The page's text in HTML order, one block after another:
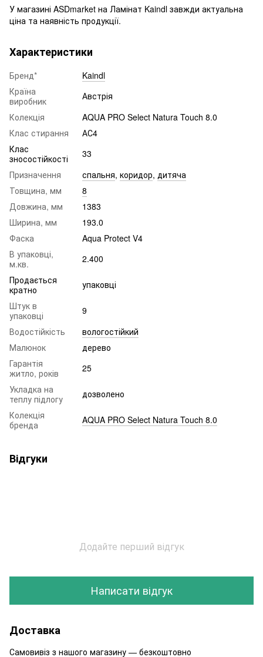
У магазині ASDmarket на Ламінат Kaindl завжди актуальна
ціна та наявність продукції.
Характеристики
Бренд*
Kaindl
Країна
виробник
Австрія
Колекція
AQUA PRO Select Natura Touch 8.0
Клас стирання
АС4
Клас
зносостійкості
33
Призначення
спальня, коридор, дитяча
Товщина, мм
8
Довжина, мм
1383
Ширина, мм
193.0
Фаска
Aqua Protect V4
В упаковці,
м.кв.
2.400
Продається
кратно
упаковці
Штук в
упаковці
9
Водостійкість
вологостійкий
Малюнок
дерево
Гарантія
житло, років
25
Укладка на
теплу підлогу
дозволено
Колекція
бренда
AQUA PRO Select Natura Touch 8.0
Відгуки
Додайте перший відгук
Написати відгук
Доставка
Самовивіз з нашого магазину — безкоштовно